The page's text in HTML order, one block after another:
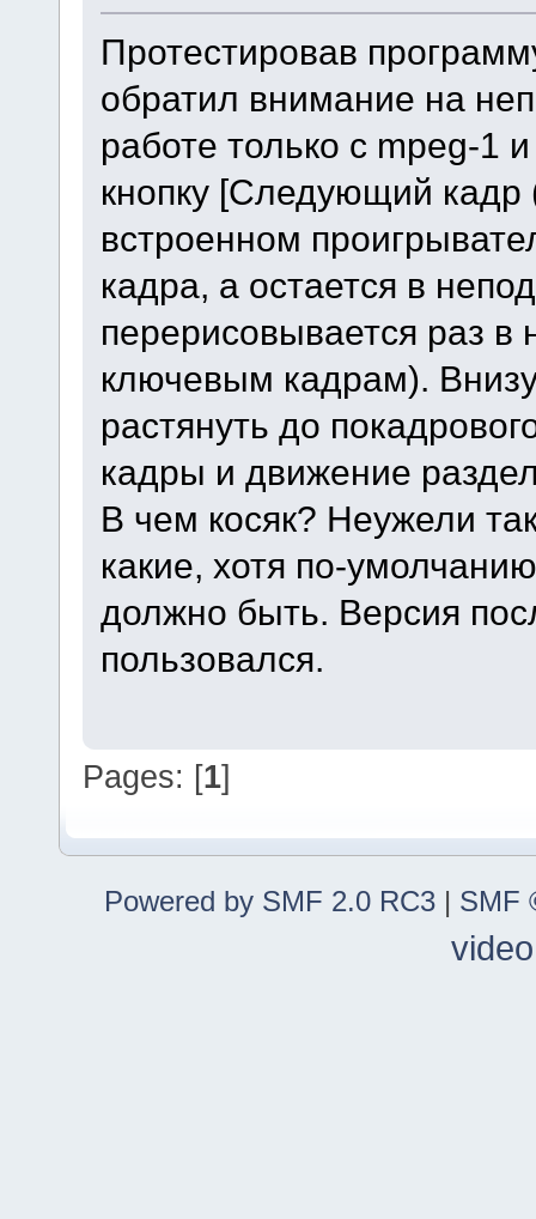
Протестировав
обратил внимание на
работе только с mpeg-1
кнопку [Следующий кадр
встроенном
кадра, а остается в
перерисовывается раз в
ключевым кадрам).
растянуть до
кадры и движение
В чем косяк? Неужели
какие, хотя по-
должно быть. Версия
пользовался.
Pages: [1]
Powered by SMF 2.0 RC3 | SMF